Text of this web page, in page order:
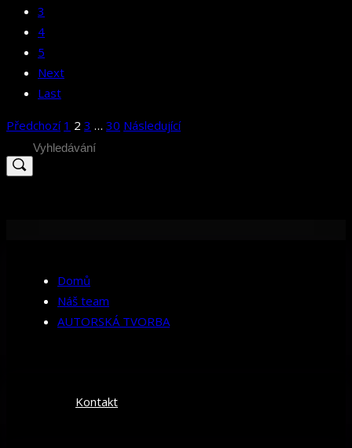
3
4
5
Next
Last
Stránkování
příspěvků
Předchozí 1 2 3 … 30 Následující
Search
for:
Domů
Náš team
AUTORSKÁ TVORBA
Kontakt